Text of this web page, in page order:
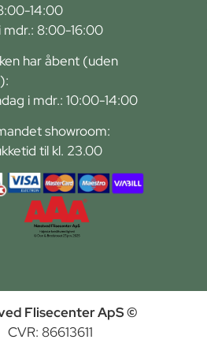
14:00
mdr.: 8:00-16:00
har åbent (uden
i mdr.: 10:00-14:00
showroom:
til kl. 23.00
Flisecenter ApS ©
CVR: 86613611